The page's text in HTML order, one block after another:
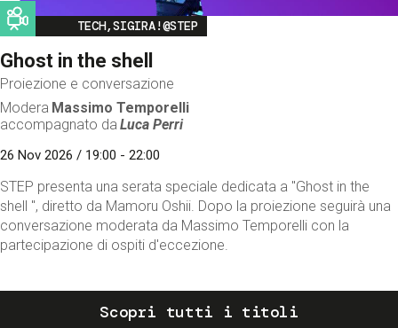
Image
TECH,SIGIRA!@STEP
Ghost in the shell
Proiezione e conversazione
Modera Massimo Temporelli
accompagnato da Luca Perri
26 Nov 2026 / 19:00 - 22:00
STEP presenta una serata speciale dedicata a "Ghost in the
shell ", diretto da Mamoru Oshii. Dopo la proiezione seguirà una
conversazione moderata da Massimo Temporelli con la
partecipazione di ospiti d'eccezione.
Scopri tutti i titoli